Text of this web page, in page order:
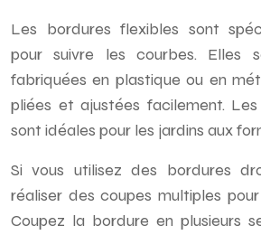
Les bordures flexibles sont
pour suivre les courbes. Elles
fabriquées en plastique ou en
pliées et ajustées facilement.
sont idéales pour les jardins aux
Si vous utilisez des bordures
réaliser des coupes multiples
Coupez la bordure en plusieurs